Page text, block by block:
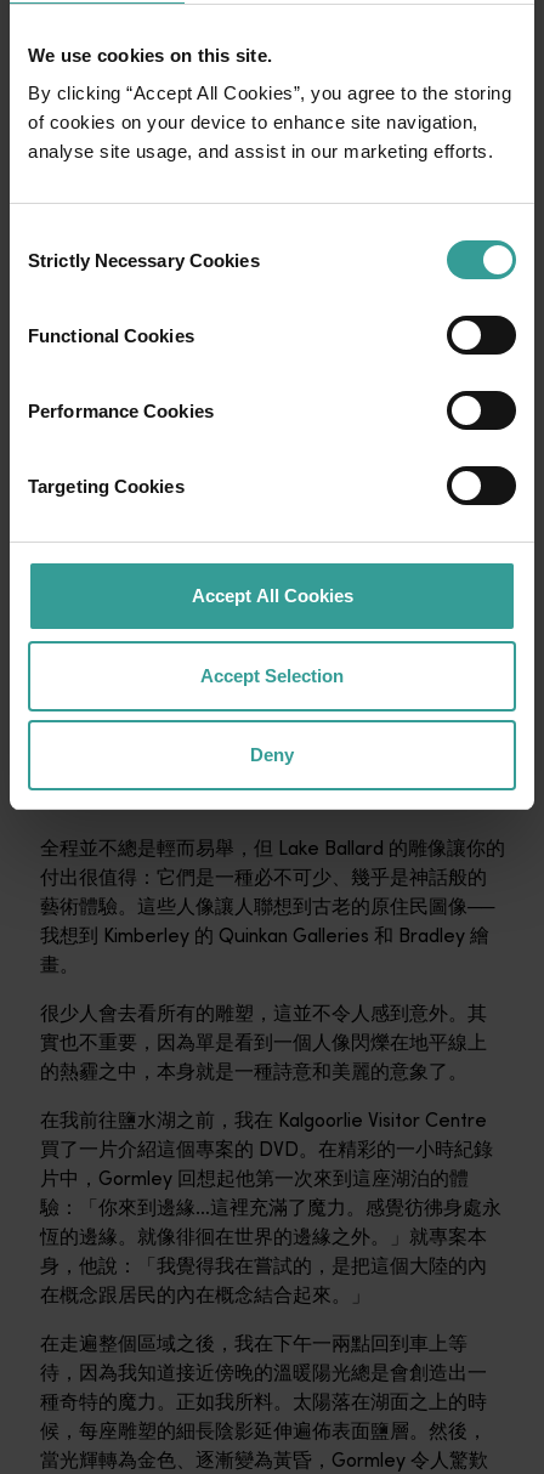
We use cookies on this site.
By clicking “Accept All Cookies”, you agree to the storing
of cookies on your device to enhance site navigation,
analyse site usage, and assist in our marketing efforts.
Selection
Strictly Necessary Cookies
Functional Cookies
Performance Cookies
Targeting Cookies
Accept All Cookies
Accept Selection
Deny
由觀光客踩踏造成的路徑彼此連接起來。
我走下山丘，前往另一尊雕像。我可以看到在那之後
有另一尊，然後是另一尊，遠處又還有一尊。我沿著
這些路徑走就好了。
但隨著我繼續前進，從山丘頂上看似很容易行走的小
徑，每一步都變得越形艱鉅。我開始下沉，我的重量
使鹽層裂開，我的鞋子陷進泥巴裡。隨著每一步，我
Lake Ballard
全程並不總是輕而易舉，但 Lake Ballard 的雕像讓你的
付出很值得：它們是一種必不可少、幾乎是神話般的
藝術體驗。這些人像讓人聯想到古老的原住民圖像──
我想到 Kimberley 的 Quinkan Galleries 和 Bradley 繪
畫。
很少人會去看所有的雕塑，這並不令人感到意外。其
實也不重要，因為單是看到一個人像閃爍在地平線上
的熱霾之中，本身就是一種詩意和美麗的意象了。
在我前往鹽水湖之前，我在 Kalgoorlie Visitor Centre
買了一片介紹這個專案的 DVD。在精彩的一小時紀錄
片中，Gormley 回想起他第一次來到這座湖泊的體
驗：「你來到邊緣…這裡充滿了魔力。感覺彷彿身處永
恆的邊緣。就像徘徊在世界的邊緣之外。」就專案本
身，他說：「我覺得我在嘗試的，是把這個大陸的內
在概念跟居民的內在概念結合起來。」
在走遍整個區域之後，我在下午一兩點回到車上等
待，因為我知道接近傍晚的溫暖陽光總是會創造出一
種奇特的魔力。正如我所料。太陽落在湖面之上的時
候，每座雕塑的細長陰影延伸遍佈表面鹽層。然後，
當光輝轉為金色、逐漸變為黃昏，Gormley 令人驚歎